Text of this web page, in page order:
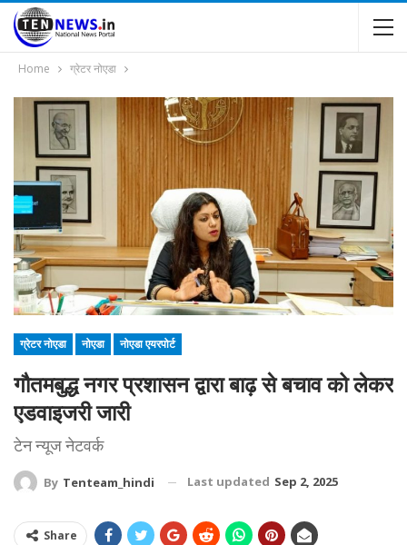
Home ग्रेटर नोएडा
ग्रेटर नोएडा नोएडा नोएडा एयरपोर्ट
गौतमबुद्ध नगर प्रशासन द्वारा बाढ़ से बचाव को लेकर
एडवाइजरी जारी
टेन न्यूज नेटवर्क‌
By Tenteam_hindi Last updated Sep 2, 2025
Share